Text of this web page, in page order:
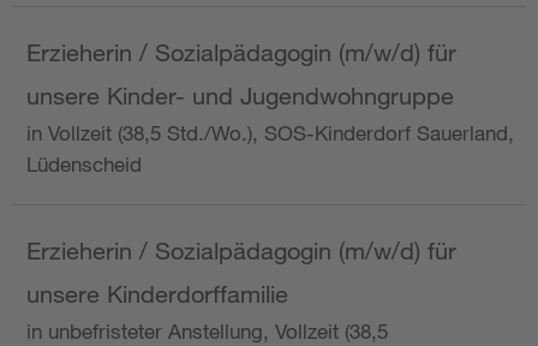
Erzieherin / Sozialpädagogin (m/w/d) für
unsere Kinder- und Jugendwohngruppe
in Vollzeit (38,5 Std./Wo.), SOS-Kinderdorf Sauerland,
Lüdenscheid
Erzieherin / Sozialpädagogin (m/w/d) für
unsere Kinderdorffamilie
in unbefristeter Anstellung, Vollzeit (38,5